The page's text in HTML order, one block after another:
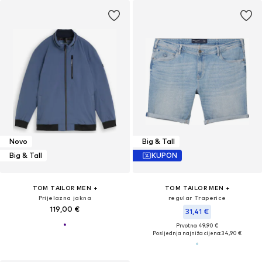
Novo
Big & Tall
TOM TAILOR MEN +
Prijelazna jakna
119,00 €
Big & Tall
KUPON
TOM TAILOR MEN +
regular Traperice
31,41 €
Prvotno: 49,90 €
Posljednja najniža cijena:34,90 €